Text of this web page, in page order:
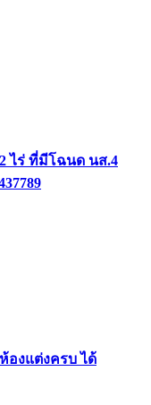
ไร่ ที่มีโฉนด นส.4
องแต่งครบ ได้